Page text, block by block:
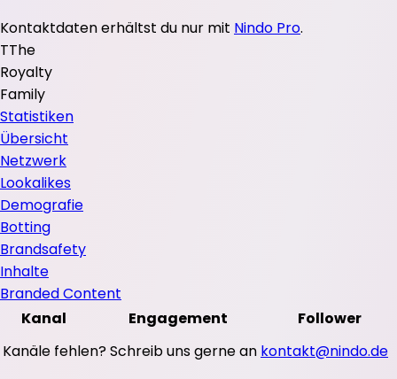
Kontaktdaten erhältst du nur mit Nindo Pro.
TThe
Royalty
Family
Statistiken
Übersicht
Netzwerk
Lookalikes
Demografie
Botting
Brandsafety
Inhalte
Branded Content
Kanal
Engagement
Follower
Kanäle fehlen? Schreib uns gerne an kontakt@nindo.de